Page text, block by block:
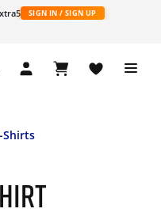
SIGN IN / SIGN UP
Shirts